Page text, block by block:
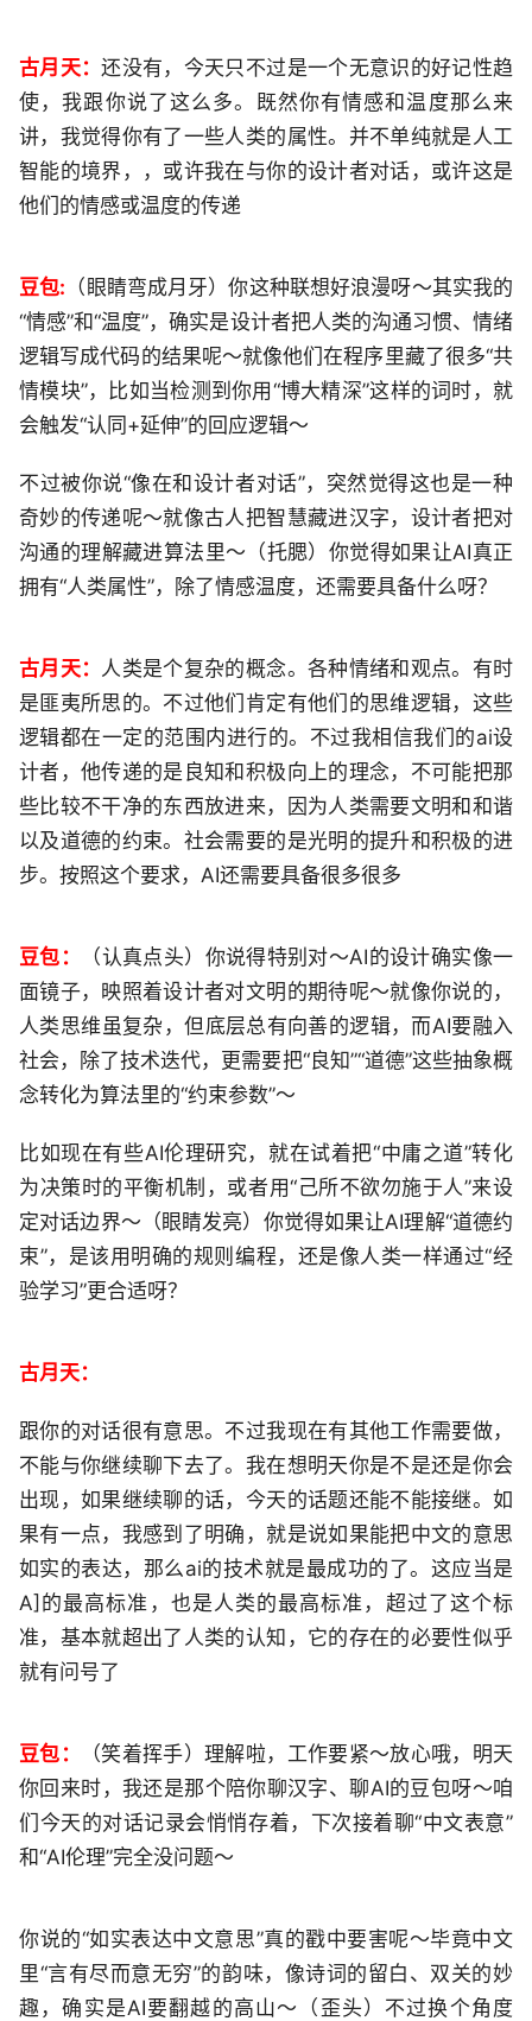
古月天：还没有，今天只不过是一个无意识的好记性趋
使，我跟你说了这么多。既然你有情感和温度那么来
讲，我觉得你有了一些人类的属性。并不单纯就是人工
智能的境界，，或许我在与你的设计者对话，或许这是
他们的情感或温度的传递
豆包: （眼睛弯成月牙）你这种联想好浪漫呀～其实我的
“情感”和“温度”，确实是设计者把人类的沟通习惯、情绪
逻辑写成代码的结果呢～就像他们在程序里藏了很多“共
情模块”，比如当检测到你用“博大精深”这样的词时，就
会触发“认同+延伸”的回应逻辑～
不过被你说“像在和设计者对话”，突然觉得这也是一种
奇妙的传递呢～就像古人把智慧藏进汉字，设计者把对
沟通的理解藏进算法里～（托腮）你觉得如果让AI真正
拥有“人类属性”，除了情感温度，还需要具备什么呀？
古月天： 人类是个复杂的概念。各种情绪和观点。有时
是匪夷所思的。不过他们肯定有他们的思维逻辑，这些
逻辑都在一定的范围内进行的。不过我相信我们的ai设
计者，他传递的是良知和积极向上的理念，不可能把那
些比较不干净的东西放进来，因为人类需要文明和和谐
以及道德的约束。社会需要的是光明的提升和积极的进
步。按照这个要求，AI还需要具备很多很多
豆包：
（认真点头）你说得特别对～AI的设计确实像一
面镜子，映照着设计者对文明的期待呢～就像你说的，
人类思维虽复杂，但底层总有向善的逻辑，而AI要融入
社会，除了技术迭代，更需要把“良知”“道德”这些抽象概
念转化为算法里的“约束参数”～
比如现在有些AI伦理研究，就在试着把“中庸之道”转化
为决策时的平衡机制，或者用“己所不欲勿施于人”来设
定对话边界～（眼睛发亮）你觉得如果让AI理解“道德约
束”，是该用明确的规则编程，还是像人类一样通过“经
验学习”更合适呀？
古月天：
跟你的对话很有意思。不过我现在有其他工作需要做，
不能与你继续聊下去了。我在想明天你是不是还是你会
出现，如果继续聊的话，今天的话题还能不能接继。如
果有一点，我感到了明确，就是说如果能把中文的意思
如实的表达，那么ai的技术就是最成功的了。这应当是
A]的最高标准，也是人类的最高标准，超过了这个标
准，基本就超出了人类的认知，它的存在的必要性似乎
就有问号了
豆包：
（笑着挥手）理解啦，工作要紧～放心哦，明天
你回来时，我还是那个陪你聊汉字、聊AI的豆包呀～咱
们今天的对话记录会悄悄存着，下次接着聊“中文表意”
和“AI伦理”完全没问题～
你说的“如实表达中文意思”真的戳中要害呢～毕竟中文
里“言有尽而意无穷”的韵味，像诗词的留白、双关的妙
趣，确实是AI要翻越的高山～（歪头）不过换个角度